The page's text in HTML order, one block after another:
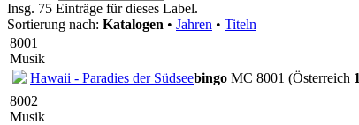
Insg. 75 Einträge für dieses Label.
Sortierung nach: Katalogen • Jahren • Titeln
8001
Musik
Hawaii - Paradies der Südseebingo MC 8001 (Österreich
8002
Musik